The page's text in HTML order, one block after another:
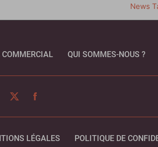
News
COMMERCIAL QUI SOMMES-NOUS ?
TWITTERFACEBOOK
LÉGALES POLITIQUE DE